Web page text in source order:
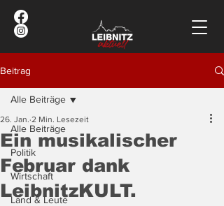
Beitrag
Alle Beiträge
Politik
Wirtschaft
Land & Leute
Alle Beiträge
Ein musikalischer
Februar dank
LeibnitzKULT.
26. Jan. 2 Min. Lesezeit